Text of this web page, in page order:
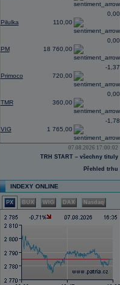
Pilulka 110,00
0,00
PM 18 760,00
0,00
Primoco 720,00
-1,37
TMR 360,00
0,00
VIG 1 765,00
-1,78
07.08.2026 17:00:02
TRH START – všechny tituly
Přehled trhu
INDEXY ONLINE
PX BUX WIG DAX Nasdaq